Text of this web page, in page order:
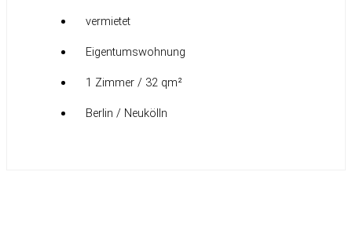
vermietet
Eigentumswohnung
1 Zimmer / 32 qm²
Berlin / Neukölln